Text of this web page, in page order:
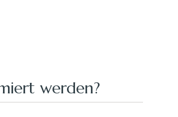
werden?